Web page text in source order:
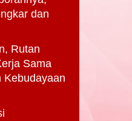
dan
Rutan
Sama
Kebudayaan